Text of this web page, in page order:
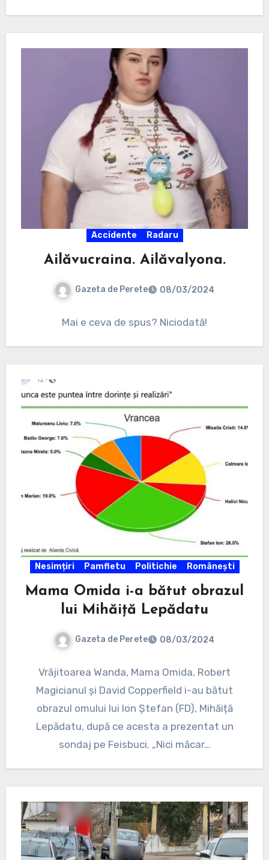
Accidente Radaru
Ailăvucraina. Ailăvalyona.
Gazeta de Perete 08/03/2024
Mai e ceva de spus? Niciodată!
Nesimțiri Pamfletu Politichie Românești
Mama Omida i-a bătut obrazul
lui Mihăiță Lepădatu
Gazeta de Perete 08/03/2024
Vrăjitoarea Wanda, Mama Omida, Robert
Magicianul și David Copperfield i-au bătut
obrazul omului lui Ion Ștefan (FD), Mihăiță
Lepădatu, după ce acesta a prezentat un
sondaj pe Feisbuci. „Nici măcar…